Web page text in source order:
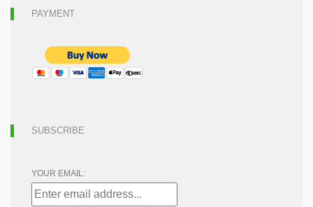
PAYMENT
SUBSCRIBE
YOUR EMAIL: